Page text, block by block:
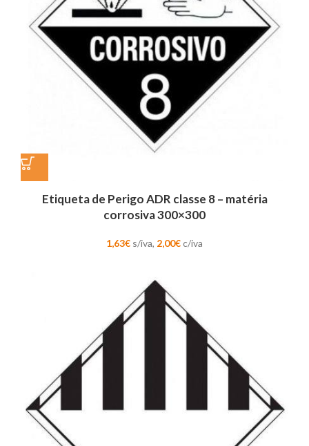
Etiqueta de Perigo ADR classe 8 – matéria
corrosiva 300×300
1,63€ s/iva, 2,00€c/iva